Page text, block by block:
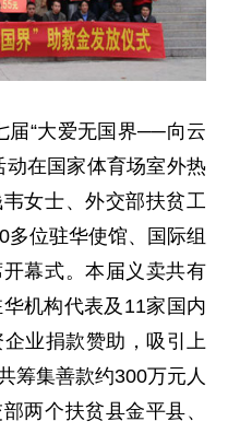
“大爱无国界──向云
动在国家体育场室外热
女士、外交部扶贫工
多位驻华使馆、国际组
幕式。本届义卖共有
机构代表及11家国内
业捐款赞助，吸引上
筹集善款约300万元人
两个扶贫县金平县、